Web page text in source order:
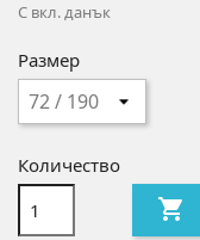
С вкл. данък
Размер
Количество
